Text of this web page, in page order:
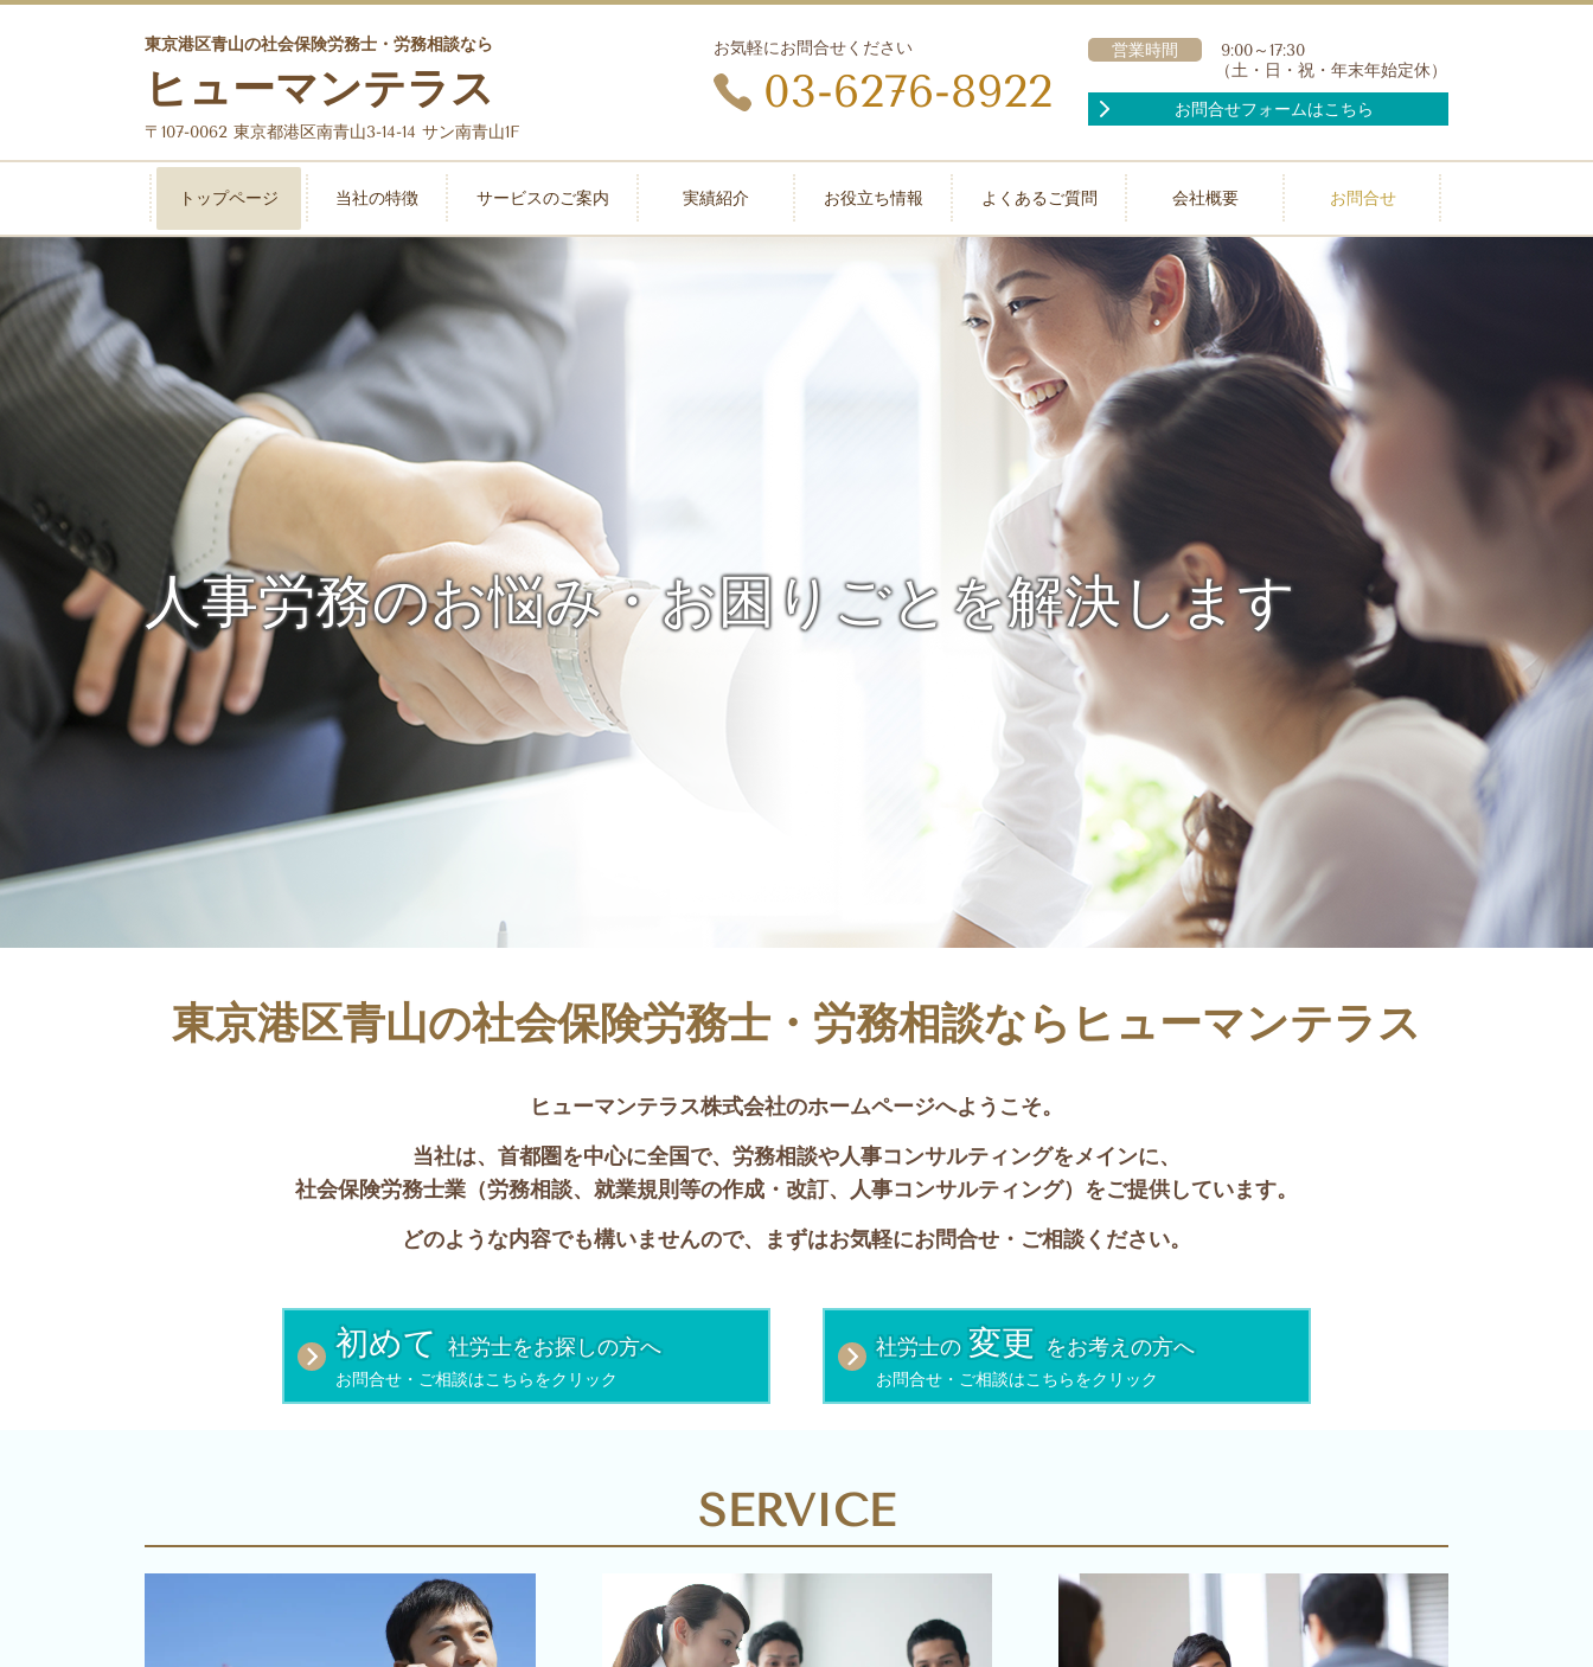
東京港区青山の社会保険労務士・労務相談なら
ヒューマンテラス
〒107-0062 東京都港区南青山3-14-14 サン南青山1F
お気軽にお問合せください
03-6276-8922
営業時間
9:00～17:30
（土・日・祝・年末年始定休）
お問合せフォームはこちら
トップページ 当社の特徴 サービスのご案内 実績紹介 お役立ち情報 よくあるご質問 会社概要 お問合せ
人事労務のお悩み・お困りごとを解決します
東京港区青山の社会保険労務士・労務相談ならヒューマンテラス
ヒューマンテラス株式会社のホームページへようこそ。
当社は、首都圏を中心に全国で、労務相談や人事コンサルティングをメインに、
社会保険労務士業（労務相談、就業規則等の作成・改訂、人事コンサルティング）をご提供しています。
どのような内容でも構いませんので、まずはお気軽にお問合せ・ご相談ください。
初めて 社労士をお探しの方へ
お問合せ・ご相談はこちらをクリック
社労士の 変更 をお考えの方へ
お問合せ・ご相談はこちらをクリック
SERVICE